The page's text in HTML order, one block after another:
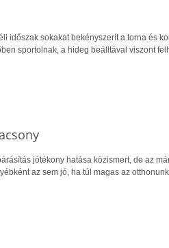
időszak sokakat bekényszerít a torna és
sportolnak, a hideg beálltával viszont
jótékony hatása közismert, de az
az sem jó, ha túl magas az